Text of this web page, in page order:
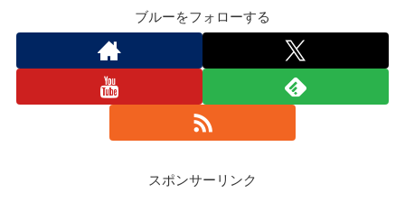
ブルーをフォローする
スポンサーリンク